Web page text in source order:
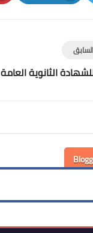
LinkedIn
الثانوية العامة